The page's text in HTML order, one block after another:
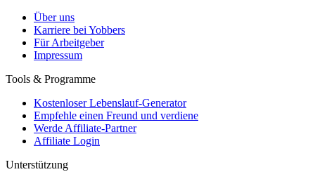
Über uns
Karriere bei Yobbers
Für Arbeitgeber
Impressum
Tools & Programme
Kostenloser Lebenslauf-Generator
Empfehle einen Freund und verdiene
Werde Affiliate-Partner
Affiliate Login
Unterstützung